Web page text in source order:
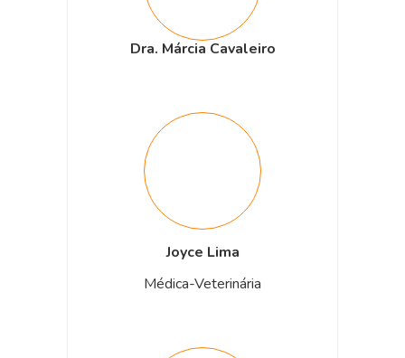
Dra. Márcia Cavaleiro
Joyce Lima
Médica-Veterinária